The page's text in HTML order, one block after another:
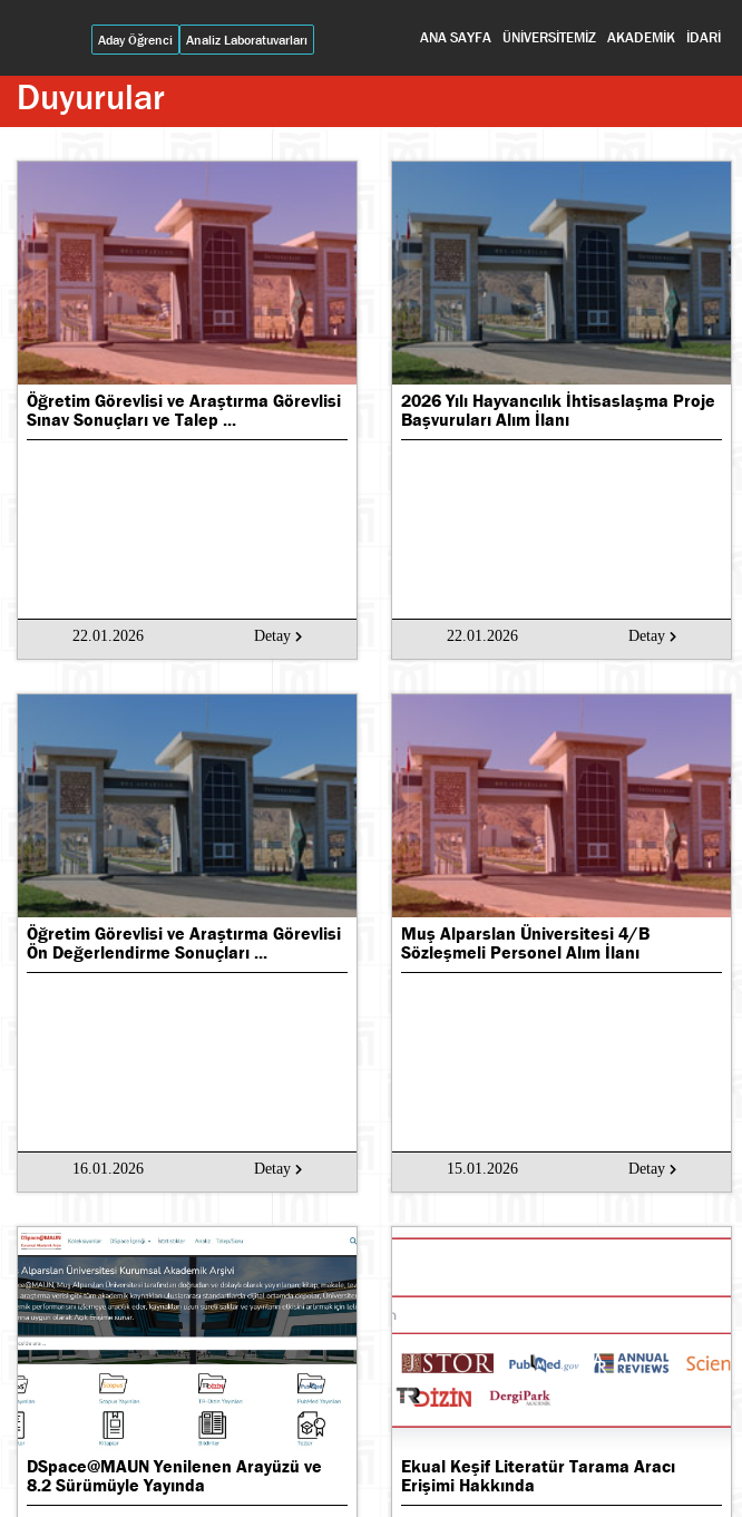
Aday Öğrenci Analiz Laboratuvarları ANA SAYFA ÜNİVERSİTEMİZ AKADEMİK İDARİ
Duyurular
Öğretim Görevlisi ve Araştırma Görevlisi
Sınav Sonuçları ve Talep ...
22.01.2026 Detay
2026 Yılı Hayvancılık İhtisaslaşma Proje
Başvuruları Alım İlanı
22.01.2026 Detay
Öğretim Görevlisi ve Araştırma Görevlisi
Ön Değerlendirme Sonuçları ...
16.01.2026 Detay
Muş Alparslan Üniversitesi 4/B
Sözleşmeli Personel Alım İlanı
15.01.2026 Detay
DSpace@MAUN Yenilenen Arayüzü ve
8.2 Sürümüyle Yayında
Ekual Keşif Literatür Tarama Aracı
Erişimi Hakkında